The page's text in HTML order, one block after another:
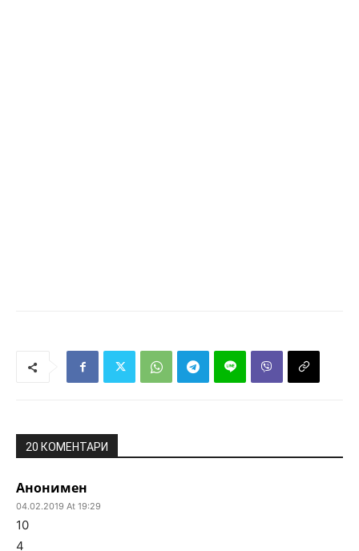
20 КОМЕНТАРИ
Анонимен
04.02.2019 At 19:29
10
4